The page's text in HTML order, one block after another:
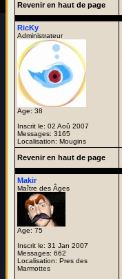
Revenir en haut de page
RicKy
Administrateur
Age: 38
Inscrit le: 02 Aoû 2007
Messages: 3165
Localisation: Mougins
Revenir en haut de page
Makir
Maître des Âges
Age: 75
Inscrit le: 31 Jan 2007
Messages: 662
Localisation: Pres des
Marmottes